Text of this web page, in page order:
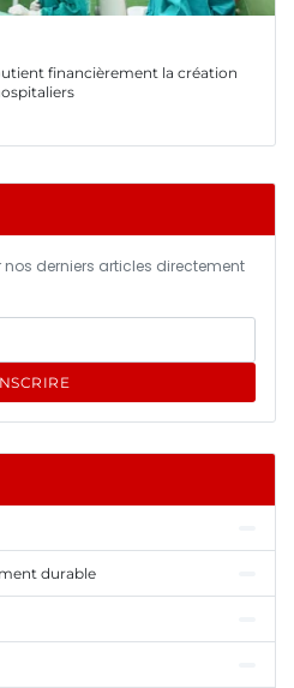
financièrement la création
derniers articles directement
durable